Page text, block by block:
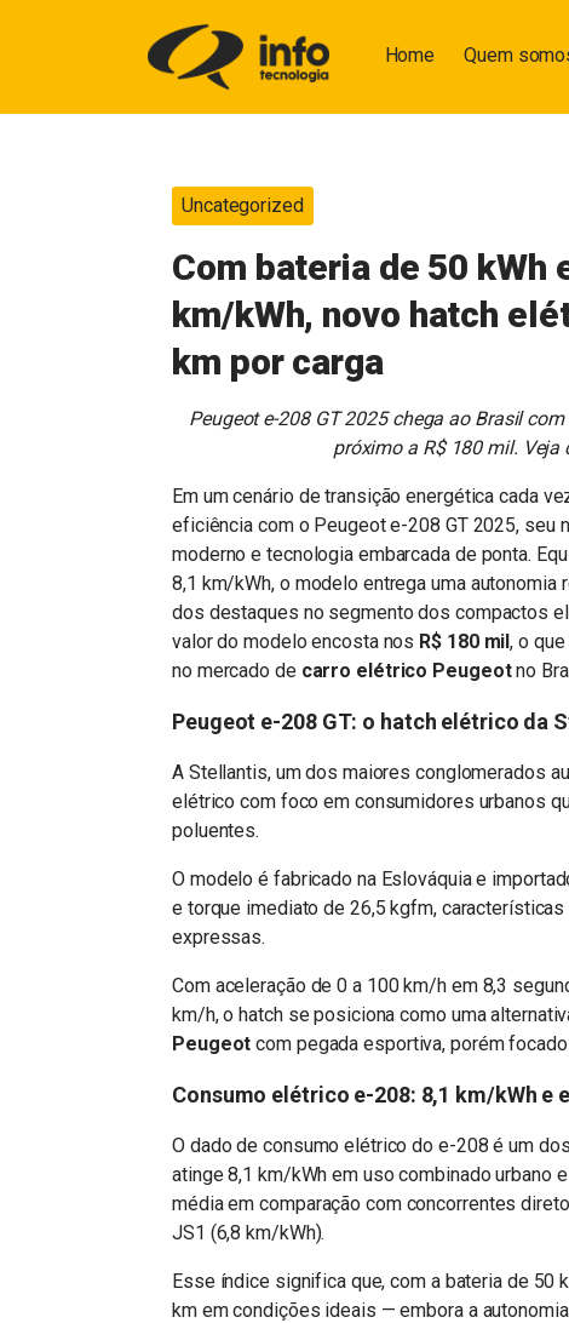
Home Quem
Uncategorized
Com bateria de 50 kWh
km/kWh, novo hatch
km por carga
Peugeot e-208 GT 2025 chega ao Brasil
próximo a R$ 180 mil.
Em um cenário de transição energética cada
eficiência com o Peugeot e-208 GT 2025, seu
moderno e tecnologia embarcada de ponta.
8,1 km/kWh, o modelo entrega uma
dos destaques no segmento dos compactos
valor do modelo encosta nos R$ 180 mil, o
no mercado de carro elétrico Peugeotno
Peugeot e-208 GT: o hatch elétrico da
A Stellantis, um dos maiores conglomerados
elétrico com foco em consumidores urbanos
poluentes.
O modelo é fabricado na Eslováquia e
e torque imediato de 26,5 kgfm,
expressas.
Com aceleração de 0 a 100 km/h em 8,3
km/h, o hatch se posiciona como uma
Peugeot com pegada esportiva, porém
Consumo elétrico e-208: 8,1 km/kWh
O dado de consumo elétrico do e-208 é um
atinge 8,1 km/kWh em uso combinado urbano
média em comparação com concorrentes
JS1 (6,8 km/kWh).
Esse índice significa que, com a bateria de 50
km em condições ideais — embora a